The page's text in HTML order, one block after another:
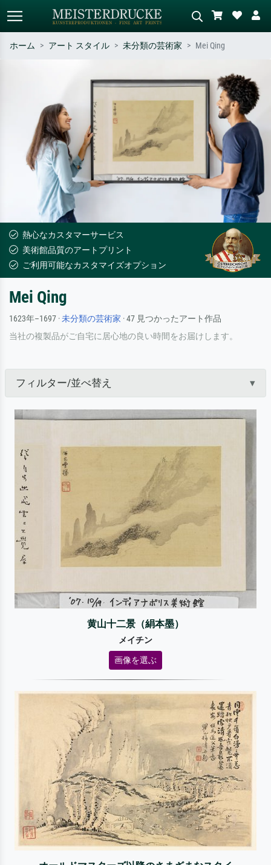
作家名・作品名・スタイルで検索
– 例：モネ、星月夜、印象派、北
斎の波、ヌード。
シーンを説明してください – 例：
緑の草原、赤の多い抽象画、暗い
油絵、木のそばの立ち姿のヌー
ホーム アート スタイル 未分類の芸術家 Mei Qing
熱心なカスタマーサービス
美術館品質のアートプリント
ご利用可能なカスタマイズオプション
Mei Qing
1623年–1697 ·未分類の芸術家 · 47 見つかったアート作品
当社の複製品がご自宅に居心地の良い時間をお届けします。
フィルター/並べ替え
黄山十二景（絹本墨）
メイチン
画像を選ぶ